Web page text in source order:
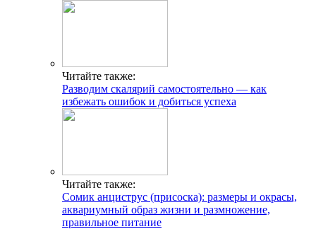
Читайте также:
Разводим скалярий самостоятельно — как
избежать ошибок и добиться успеха
Читайте также:
Сомик анциструс (присоска): размеры и окрасы,
аквариумный образ жизни и размножение,
правильное питание